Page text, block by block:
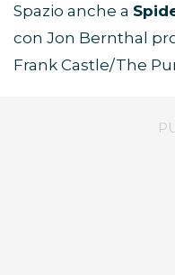
Spazio anche a
con Jon Bernthal
Frank Castle/The